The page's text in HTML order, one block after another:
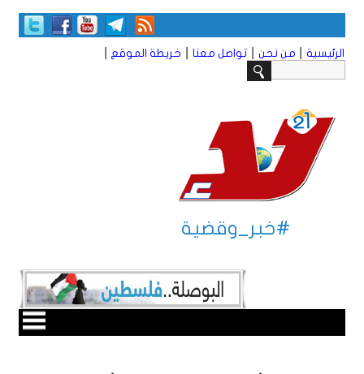
الرئيسية من نحن تواصل معنا خريطة الموقع
#خبر_وقضية